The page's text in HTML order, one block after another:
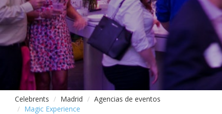
Celebrents Madrid
Agencias de eventos
Magic Experience